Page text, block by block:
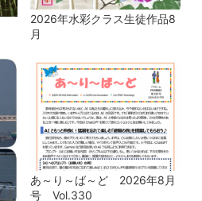
2026年水彩クラス生徒作品8
月
あ～り～ば～ど 2026年8月
号 Vol.330